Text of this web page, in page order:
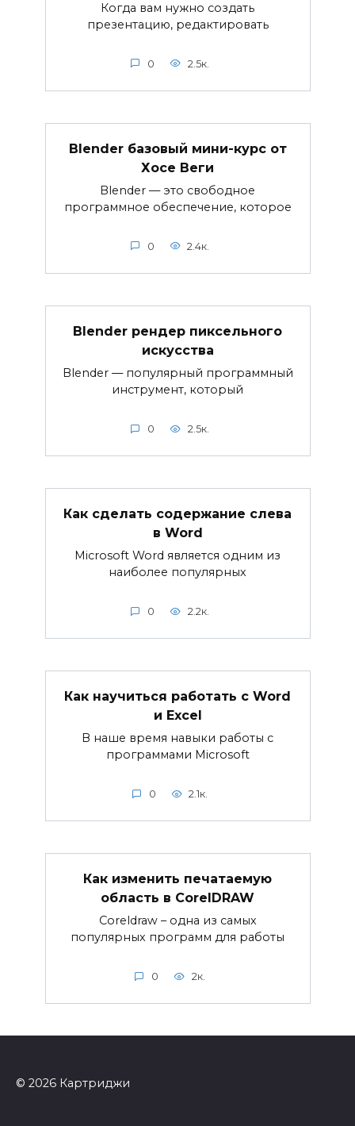
Когда вам нужно создать
презентацию, редактировать
0 2.5к.
Blender базовый мини-курс от
Хосе Веги
Blender — это свободное
программное обеспечение, которое
0 2.4к.
Blender рендер пиксельного
искусства
Blender — популярный программный
инструмент, который
0 2.5к.
Как сделать содержание слева
в Word
Microsoft Word является одним из
наиболее популярных
0 2.2к.
Как научиться работать с Word
и Excel
В наше время навыки работы с
программами Microsoft
0 2.1к.
Как изменить печатаемую
область в CorelDRAW
Coreldraw – одна из самых
популярных программ для работы
0 2к.
© 2026 Картриджи